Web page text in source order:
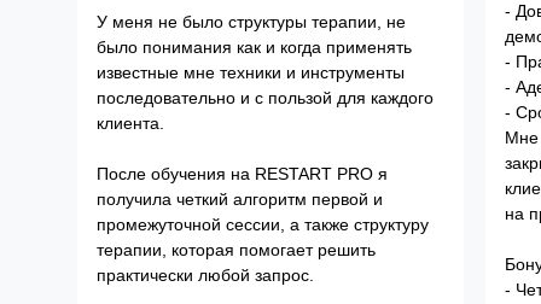
У меня не было структуры терапии, не
было понимания как и когда применять
известные мне техники и инструменты
последовательно и с пользой для каждого
клиента.
После обучения на RESTART PRO я
получила четкий алгоритм первой и
промежуточной сессии, а также структуру
терапии, которая помогает решить
практически любой запрос.
-
-
-
-
Мне
на
-